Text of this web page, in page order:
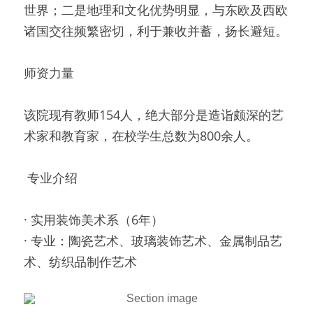
世界；二是地理和文化优势明显，与东欧及西欧
诸国交往频繁密切，利于兼收并蓄，扬长避短。
师资力量
该院现有教师154人，绝大部分是造诣颇深的艺
术家和教育家，在校学生总数为800余人。
专业介绍
· 实用装饰美术系（6年）
· 专业：陶瓷艺术、玻璃装饰艺术、金属制品艺
术、纺织品制作艺术